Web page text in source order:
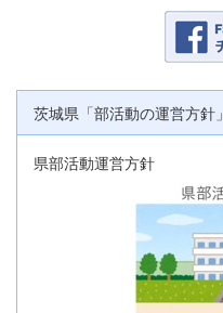
茨城県「部活動の運営方針」
県部活動運営方針